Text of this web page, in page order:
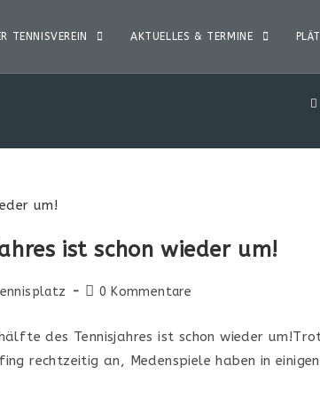
TENNISVEREIN AKTUELLES & TERMINE
ist schon wieder um!
0 Kommentare
des Tennisjahres ist schon wieder
rechtzeitig an, Medenspiele haben in